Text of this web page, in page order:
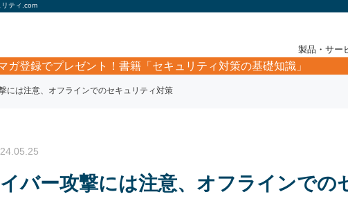
ティ.com
製品・サー
ガ登録でプレゼント！書籍「セキュリティ対策の基礎知識」
には注意、オフラインでのセキュリティ対策
バー攻撃には注意、オフラインでの